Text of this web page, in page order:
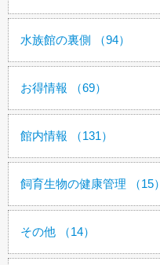
水族館の裏側 （94）
お得情報 （69）
館内情報 （131）
飼育生物の健康管理 （15）
その他 （14）